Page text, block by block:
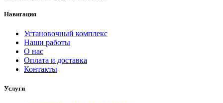
Навигация
Установочный комплекс
Наши работы
О нас
Оплата и доставка
Контакты
Услуги